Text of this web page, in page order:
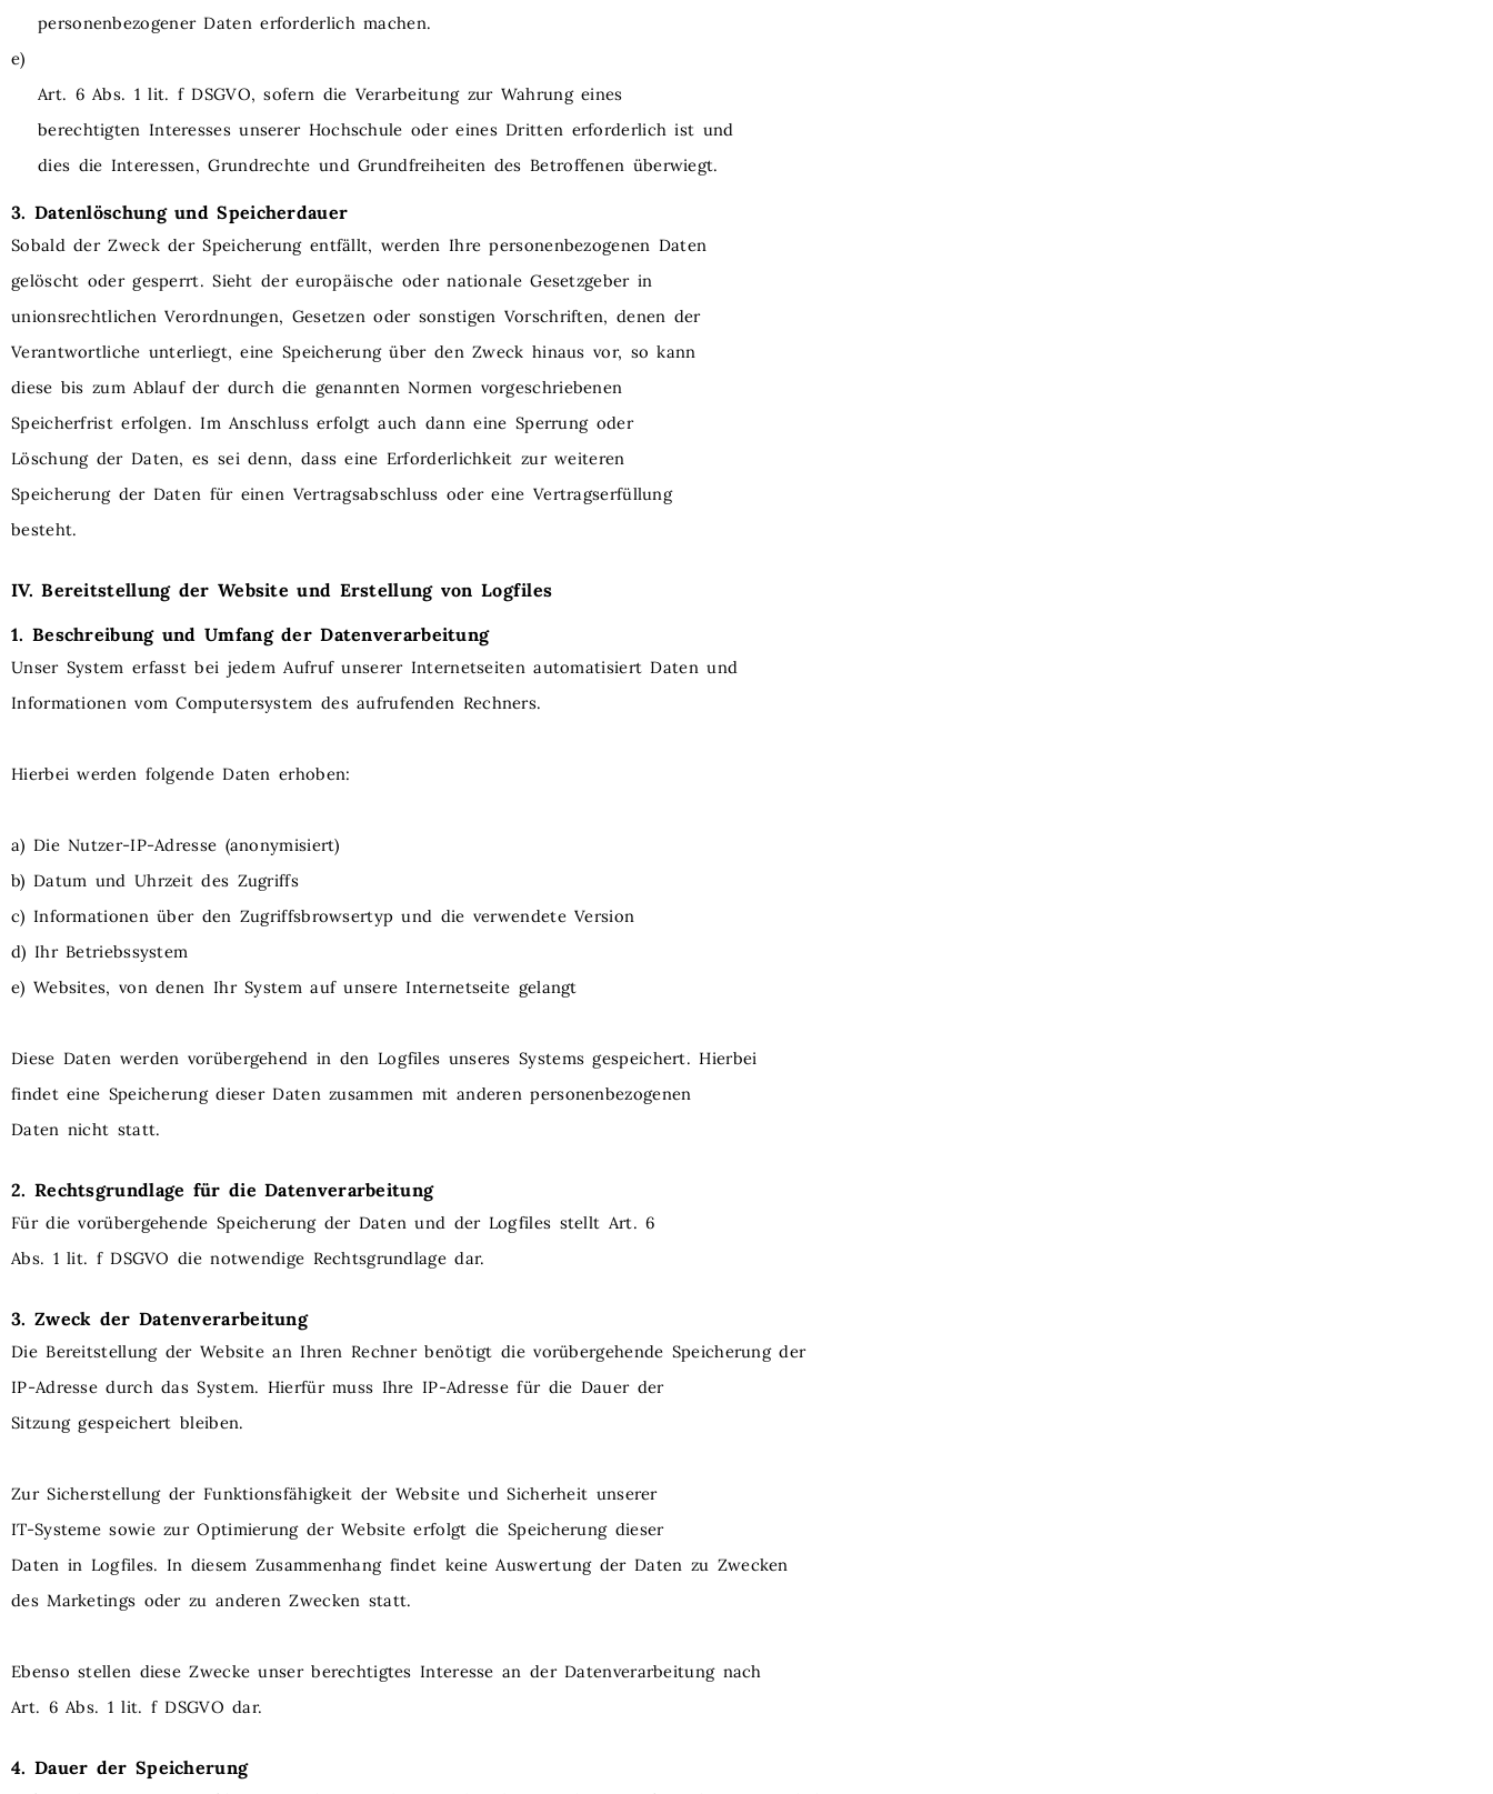
personenbezogener Daten erforderlich machen.
e)
Art. 6 Abs. 1 lit. f DSGVO, sofern die Verarbeitung zur Wahrung eines
berechtigten Interesses unserer Hochschule oder eines Dritten erforderlich ist und
dies die Interessen, Grundrechte und Grundfreiheiten des Betroffenen überwiegt.
3. Datenlöschung und Speicherdauer
Sobald der Zweck der Speicherung entfällt, werden Ihre personenbezogenen Daten
gelöscht oder gesperrt. Sieht der europäische oder nationale Gesetzgeber in
unionsrechtlichen Verordnungen, Gesetzen oder sonstigen Vorschriften, denen der
Verantwortliche unterliegt, eine Speicherung über den Zweck hinaus vor, so kann
diese bis zum Ablauf der durch die genannten Normen vorgeschriebenen
Speicherfrist erfolgen. Im Anschluss erfolgt auch dann eine Sperrung oder
Löschung der Daten, es sei denn, dass eine Erforderlichkeit zur weiteren
Speicherung der Daten für einen Vertragsabschluss oder eine Vertragserfüllung
besteht.
IV. Bereitstellung der Website und Erstellung von Logfiles
1. Beschreibung und Umfang der Datenverarbeitung
Unser System erfasst bei jedem Aufruf unserer Internetseiten automatisiert Daten und
Informationen vom Computersystem des aufrufenden Rechners.
Hierbei werden folgende Daten erhoben:
a) Die Nutzer-IP-Adresse (anonymisiert)
b) Datum und Uhrzeit des Zugriffs
c) Informationen über den Zugriffsbrowsertyp und die verwendete Version
d) Ihr Betriebssystem
e) Websites, von denen Ihr System auf unsere Internetseite gelangt
Diese Daten werden vorübergehend in den Logfiles unseres Systems gespeichert. Hierbei
findet eine Speicherung dieser Daten zusammen mit anderen personenbezogenen
Daten nicht statt.
2. Rechtsgrundlage für die Datenverarbeitung
Für die vorübergehende Speicherung der Daten und der Logfiles stellt Art. 6
Abs. 1 lit. f DSGVO die notwendige Rechtsgrundlage dar.
3. Zweck der Datenverarbeitung
Die Bereitstellung der Website an Ihren Rechner benötigt die vorübergehende Speicherung der
IP-Adresse durch das System. Hierfür muss Ihre IP-Adresse für die Dauer der
Sitzung gespeichert bleiben.
Zur Sicherstellung der Funktionsfähigkeit der Website und Sicherheit unserer
IT-Systeme sowie zur Optimierung der Website erfolgt die Speicherung dieser
Daten in Logfiles. In diesem Zusammenhang findet keine Auswertung der Daten zu Zwecken
des Marketings oder zu anderen Zwecken statt.
Ebenso stellen diese Zwecke unser berechtigtes Interesse an der Datenverarbeitung nach
Art. 6 Abs. 1 lit. f DSGVO dar.
4. Dauer der Speicherung